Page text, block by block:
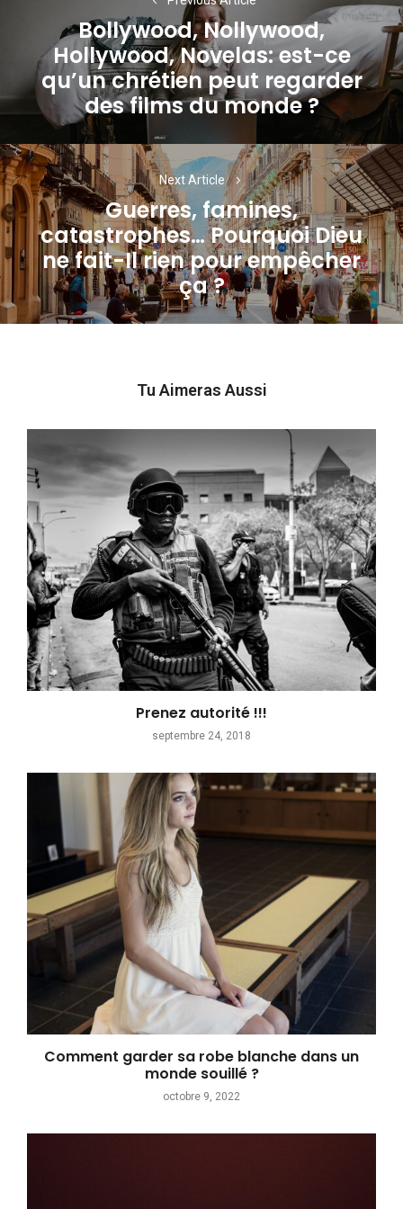
l’article
Previous
post:
Bollywood, Nollywood,
Hollywood, Novelas: est-ce
qu’un chrétien peut regarder
des films du monde ?
Next Article
Next
post:
Guerres, famines,
catastrophes… Pourquoi Dieu
ne fait-Il rien pour empêcher
ça ?
Tu Aimeras Aussi
Prenez autorité !!!
septembre 24, 2018
Comment garder sa robe blanche dans un
monde souillé ?
octobre 9, 2022